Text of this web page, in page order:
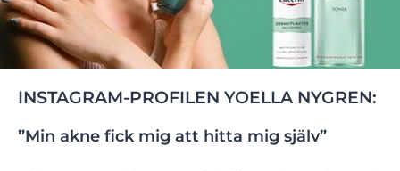
INSTAGRAM-PROFILEN YOELLA NYGREN:
”Min akne fick mig att hitta mig själv”